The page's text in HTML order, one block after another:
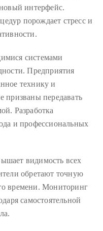
интерфейс.
порождает стресс и
системами
Предприятия
технику и
призваны передавать
Разработка
и профессиональных
видимость всех
обретают точную
времени. Мониторинг
самостоятельной